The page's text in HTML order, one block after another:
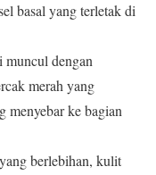
basal yang terletak di
dengan
merah yang
menyebar ke bagian
berlebihan, kulit